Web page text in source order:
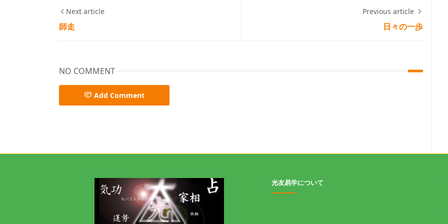
Next article
師走
Previous article
日々の一歩
NO COMMENT
Add Comment
光友易学について